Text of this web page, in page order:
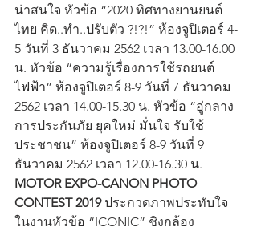
น่าสนใจ หัวข้อ “2020 ทิศทางยานยนต์
ไทย คิด..ทำ..ปรับตัว ?!?!” ห้องจูปิเตอร์ 4-
5 วันที่ 3 ธันวาคม 2562 เวลา 13.00-16.00
น. หัวข้อ “ความรู้เรื่องการใช้รถยนต์
ไฟฟ้า” ห้องจูปิเตอร์ 8-9 วันที่ 7 ธันวาคม
2562 เวลา 14.00-15.30 น. หัวข้อ “อู่กลาง
การประกันภัย ยุคใหม่ มั่นใจ รับใช้
ประชาชน” ห้องจูปิเตอร์ 8-9 วันที่ 9
ธันวาคม 2562 เวลา 12.00-16.30 น.
MOTOR EXPO-CANON PHOTO
CONTEST 2019 ประกวดภาพประทับใจ
ในงานหัวข้อ “ICONIC” ชิงกล้อง